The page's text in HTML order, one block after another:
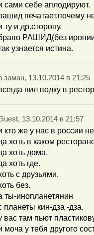
сами себе аплодируют.
печатает.почему
ту и др.сторону.
РАШИД(без
узнается истина.
заман, 13.10.2014 в 21:25
пил водку в
13.10.2014 в 21:57
кто же у нас в россии
хоть в каком
хоть дома.
хоть где.
с друзьями.
без.
ты-инопланетянин
планеты кин-дза -дза.
вас там пьют
моча у тебя другого